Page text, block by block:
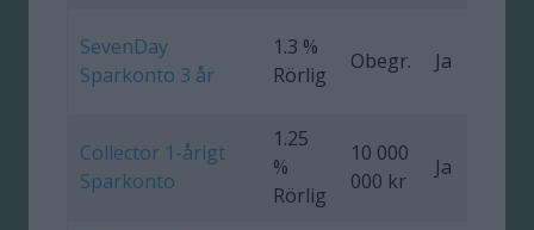
SevenDay
Sparkonto 3 år
1.3 %
Rörlig
Obegr. Ja
Collector 1-årigt
Sparkonto
1.25
%
Rörlig
10 000
000 kr
Ja